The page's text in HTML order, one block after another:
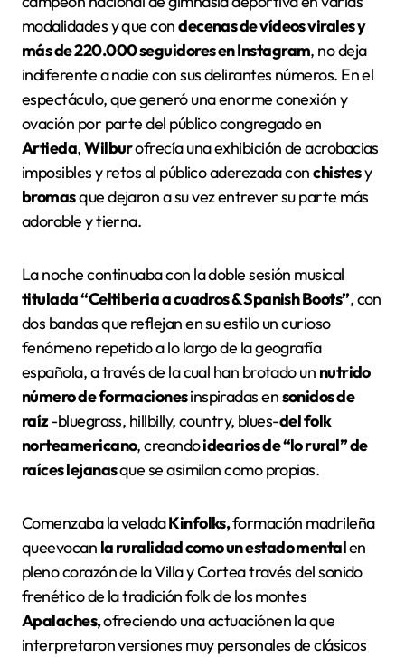
modalidades y que condecenas de vídeos virales y
más de 220.000 seguidores en Instagram, no deja
indiferente a nadie con sus delirantes números. En el
espectáculo, que generó una enorme conexión y
ovación por parte del público congregado en
Artieda,Wilburofrecía una exhibición de acrobacias
imposibles y retos al público aderezada conchistesy
bromasque dejaron a su vez entrever su parte más
adorable y tierna.
La noche continuaba con la doble sesión musical
titulada “Celtiberia a cuadros & Spanish Boots”, con
dos bandas que reflejan en su estilo un curioso
fenómeno repetido a lo largo de la geografía
española, a través de la cual han brotado un nutrido
número de formacionesinspiradas ensonidos de
raíz-bluegrass, hillbilly, country, blues-del folk
norteamericano, creandoidearios de “lo rural” de
raíces lejanasque se asimilan como propias.
Comenzaba la veladaKinfolks,formación madrileña
queevocan la ruralidad como un estado mentalen
pleno corazón de la Villa y Cortea través del sonido
frenético de la tradición folk de los montes
Apalaches,ofreciendo una actuaciónen la que
interpretaron versiones muy personales de clásicos